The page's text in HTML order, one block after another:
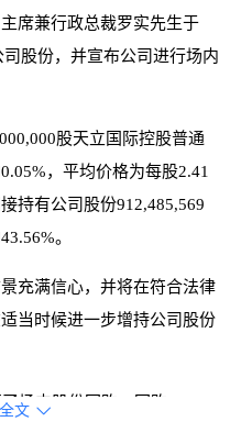
席兼行政总裁罗实先生于
股份，并宣布公司进行场内
股天立国际控股普通
，平均价格为每股2.41
持有公司股份912,485,569
。
充满信心，并将在符合法律
当时候进一步增持公司股份
场内股份回购，回购
文 